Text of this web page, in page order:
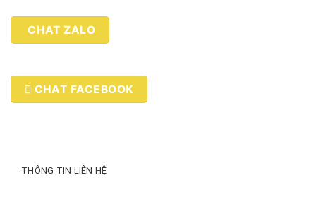
005
CHAT ZALO
CHAT FACEBOOK
THÔNG TIN LIÊN HỆ